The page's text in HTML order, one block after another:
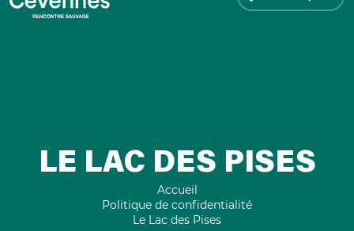
LE LAC DES PISES
Accueil
Politique de confidentialité
Le Lac des Pises